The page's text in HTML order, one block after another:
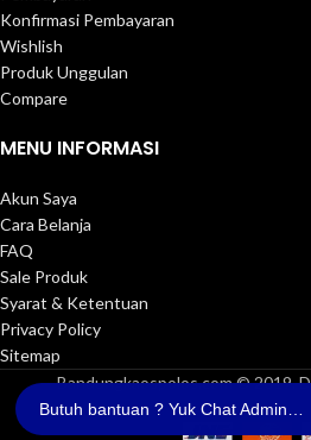
Konfirmasi Pembayaran
Wishlish
Produk Unggulan
Compare
MENU INFORMASI
Akun Saya
Cara Belanja
FAQ
Sale Produk
Syarat & Ketentuan
Privacy Policy
Sitemap
Bandungkaospolos.com © 2019,